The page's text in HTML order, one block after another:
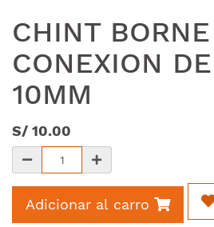
CHINT
CONEXION
10MM
S/ 10.00
Adicionar al carro